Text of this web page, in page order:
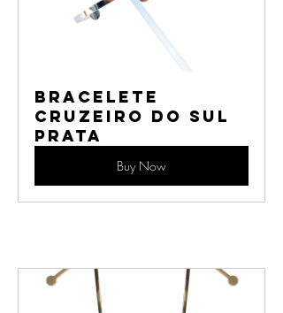
Bracelete
Cruzeiro do Sul
Prata
Buy Now